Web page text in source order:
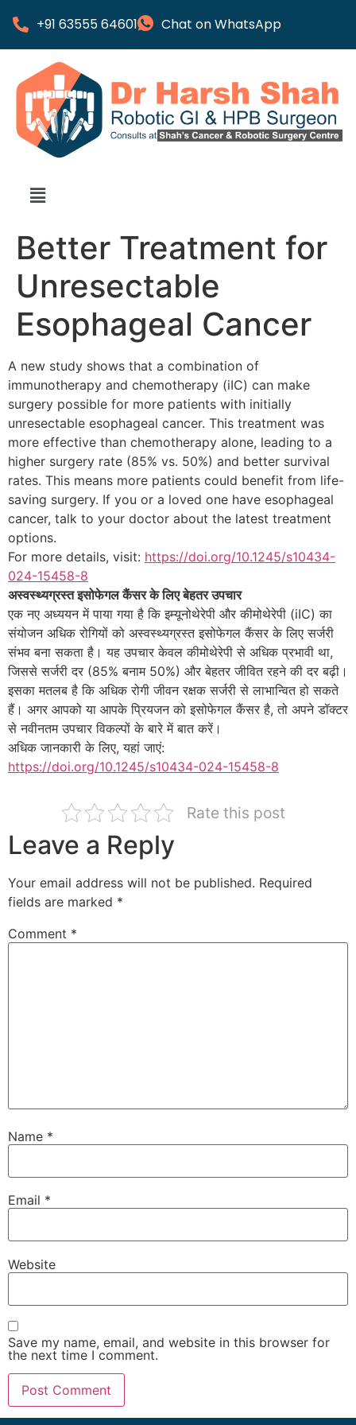
+91 63555 64601 Chat on WhatsApp
Better Treatment for
Unresectable
Esophageal Cancer
A new study shows that a combination of
immunotherapy and chemotherapy (iIC) can make
surgery possible for more patients with initially
unresectable esophageal cancer. This treatment was
more effective than chemotherapy alone, leading to a
higher surgery rate (85% vs. 50%) and better survival
rates. This means more patients could benefit from life-
saving surgery. If you or a loved one have esophageal
cancer, talk to your doctor about the latest treatment
options.
For more details, visit: https://doi.org/10.1245/s10434-
024-15458-8
अस्वस्थ्यग्रस्त इसोफेगल कैंसर के लिए बेहतर उपचार
एक नए अध्ययन में पाया गया है कि इम्यूनोथेरेपी और कीमोथेरेपी (iIC) का
संयोजन अधिक रोगियों को अस्वस्थ्यग्रस्त इसोफेगल कैंसर के लिए सर्जरी
संभव बना सकता है। यह उपचार केवल कीमोथेरेपी से अधिक प्रभावी था,
जिससे सर्जरी दर (85% बनाम 50%) और बेहतर जीवित रहने की दर बढ़ी।
इसका मतलब है कि अधिक रोगी जीवन रक्षक सर्जरी से लाभान्वित हो सकते
हैं। अगर आपको या आपके प्रियजन को इसोफेगल कैंसर है, तो अपने डॉक्टर
से नवीनतम उपचार विकल्पों के बारे में बात करें।
अधिक जानकारी के लिए, यहां जाएं:
https://doi.org/10.1245/s10434-024-15458-8
Rate this post
Leave a Reply
Your email address will not be published. Required
fields are marked *
Comment *
Name *
Email *
Website
Save my name, email, and website in this browser for
the next time I comment.